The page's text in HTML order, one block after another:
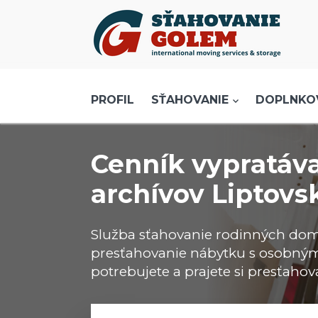
Menu
SŤAHOVANIE - SŤAHOVACIE SLUŽBY
DOPRAVA - DOPRAVNÉ SLUŽBY
SKLADOVANIE
PROFIL SŤAHOVANIE
Cenník
archívov
Služba sťahovanie rodinných
presťahovanie nábytku s
potrebujete a prajete si